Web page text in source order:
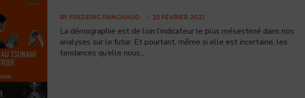
BY FREDERIC PANCHAUD • 25 FÉVRIER 2021
La démographie est de loin l’indicateur le plus mésestimé dans nos
analyses sur le futur. Et pourtant, même si elle est incertaine, les
tendances qu’elle nous...